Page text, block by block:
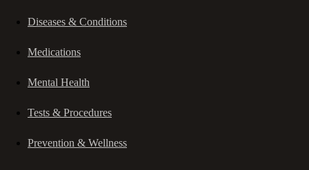
Diseases & Conditions
Medications
Mental Health
Tests & Procedures
Prevention & Wellness